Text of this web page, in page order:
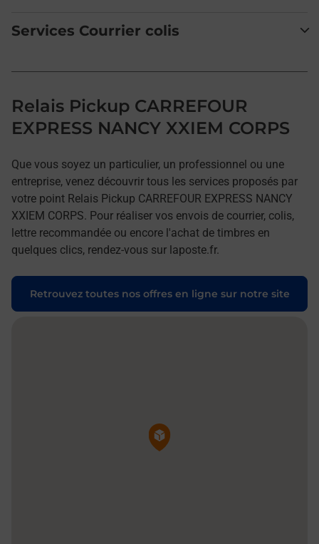
Services Courrier colis
Relais Pickup CARREFOUR
EXPRESS NANCY XXIEM CORPS
Que vous soyez un particulier, un professionnel ou une
entreprise, venez découvrir tous les services proposés par
votre point Relais Pickup CARREFOUR EXPRESS NANCY
XXIEM CORPS. Pour réaliser vos envois de courrier, colis,
lettre recommandée ou encore l'achat de timbres en
quelques clics, rendez-vous sur laposte.fr.
Retrouvez toutes nos offres en ligne sur notre site
Pin de la carte